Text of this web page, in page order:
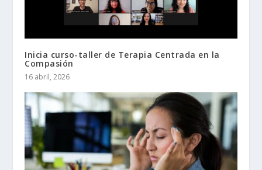
Inicia curso-taller de Terapia Centrada en la
Compasión
16 abril, 2026